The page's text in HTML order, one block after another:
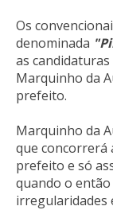
Os
denominada
as
Marquinho da
prefeito.
Marquinho da
que concorrerá
prefeito e só
quando o
irregularidades